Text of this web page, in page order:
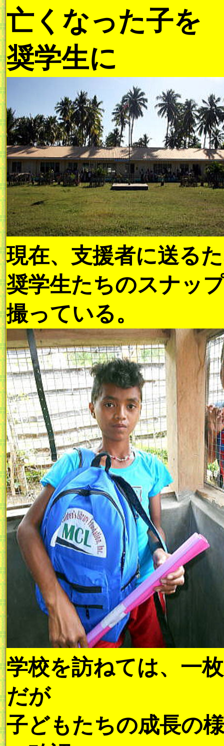
亡くなった子を
奨学生に
現在、支援者に送る
奨学生たちのスナッ
撮っている。
学校を訪ねては、一
だが
子どもたちの成長の